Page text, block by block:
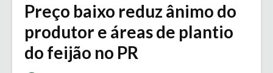
Preço baixo reduz ânimo do
produtor e áreas de plantio
do feijão no PR